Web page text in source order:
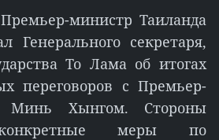
министр Таиланда
Генерального секретаря,
То Лама об итогах
переговоров с Премьер-
Минь Хынгом. Стороны
меры по